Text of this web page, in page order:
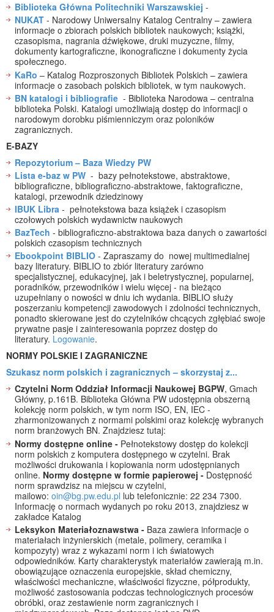
Biblioteka Główna Politechniki Warszawskiej -
NUKAT - Narodowy Uniwersalny Katalog Centralny – zawiera
informacje o zbiorach polskich bibliotek naukowych; książki,
czasopisma, nagrania dźwiękowe, druki muzyczne, filmy,
dokumenty kartograficzne, ikonograficzne i dokumenty życia
społecznego.
KaRo – Katalog Rozproszonych Bibliotek Polskich – zawiera
informacje o zasobach polskich bibliotek, w tym naukowych.
BN katalogi i bibliografie - Biblioteka Narodowa – centralna
biblioteka Polski. Katalogi umożliwiają dostęp do informacji o
narodowym dorobku piśmienniczym oraz poloników
zagranicznych.
E-BAZY
Repozytorium – Baza Wiedzy PW
Lista e-baz w PW - bazy pełnotekstowe, abstraktowe,
bibliograficzne, bibliograficzno-abstraktowe, faktograficzne,
katalogi, przewodnik dziedzinowy
IBUK Libra - pełnotekstowa baza książek i czasopism
czołowych polskich wydawnictw naukowych
BazTech - bibliograficzno-abstraktowa baza danych o zawartości
polskich czasopism technicznych
Ebookpoint BIBLIO - Zapraszamy do nowej multimedialnej
bazy literatury. BIBLIO to zbiór literatury zarówno
specjalistycznej, edukacyjnej, jak i beletrystycznej, popularnej,
poradników, przewodników i wielu więcej - na bieżąco
uzupełniany o nowości w dniu ich wydania. BIBLIO służy
poszerzaniu kompetencji zawodowych i zdolności technicznych,
ponadto skierowane jest do czytelników chcących zgłębiać swoje
prywatne pasje i zainteresowania poprzez dostęp do
literatury. Logowanie.
NORMY POLSKIE I ZAGRANICZNE
Szukasz norm polskich i zagranicznych – skorzystaj z...
Czytelni Norm Oddział Informacji Naukowej BGPW, Gmach
Główny, p.161B. Biblioteka Główna PW udostępnia obszerną
kolekcję norm polskich, w tym norm ISO, EN, IEC -
zharmonizowanych z normami polskimi oraz kolekcję wybranych
norm branżowych BN. Znajdziesz tutaj:
Normy dostępne online - Pełnotekstowy dostęp do kolekcji
norm polskich z komputera dostępnego w czytelni. Brak
możliwości drukowania i kopiowania norm udostępnianych
online. Normy dostępne w formie papierowej - Dostępność
norm sprawdzisz na miejscu w czytelni,
mailowo: oin@bg.pw.edu.pl lub telefonicznie: 22 234 7300.
Informację o normach wydanych po roku 2013, znajdziesz w
zakładce Katalog
Leksykon Materiałoznawstwa - Baza zawiera informacje o
materiałach inżynierskich (metale, polimery, ceramika i
kompozyty) wraz z wykazami norm i ich światowych
odpowiedników. Karty charakterystyk materiałów zawierają m.in.
obowiązujące oznaczenia europejskie, skład chemiczny,
właściwości mechaniczne, właściwości fizyczne, półprodukty,
możliwość zastosowania podczas technologicznych procesów
obróbki, oraz zestawienie norm zagranicznych i